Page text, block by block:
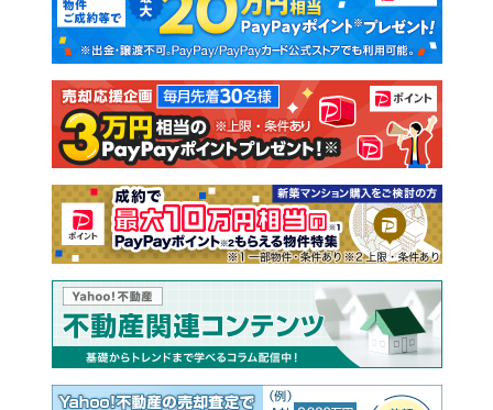
新築一戸建て 中古一戸建て
注文住宅 土地
売却査定